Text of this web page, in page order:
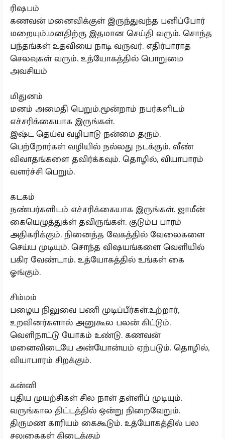
ரிஷபம்
கணவன் மனைவிக்குள் இருந்துவந்த பனிப்போர்
மறையும்.மனதிற்கு இதமான செய்தி வரும். சொந்த
பந்தங்கள் உதவியை நாடி வருவர். எதிர்பாராத
செலவுகள் வரும். உத்யோகத்தில் பொறுமை
அவசியம்
மிதுனம்
மனம் அமைதி பெறும்.மூன்றாம் நபர்களிடம்
எச்சரிக்கையாக இருங்கள்.
இஷ்ட தெய்வ வழிபாடு நன்மை தரும்.
பெற்றோர்கள் வழியில் நல்லது நடக்கும். வீண்
விவாதங்களை தவிர்க்கவும். தொழில், வியாபாரம்
வளர்ச்சி பெறும்.
கடகம்
நண்பர்களிடம் எச்சரிக்கையாக இருங்கள். ஜாமீன்
கையெழுத்துக்ள் தவிருங்கள். குடும்ப பாரம்
அதிகரிக்கும். நினைத்த வேகத்தில் வேலைகளை
செய்ய முடியும். சொந்த விஷயங்களை வெளியில்
பகிர வேண்டாம். உத்யோகத்தில் உங்கள் கை
ஓங்கும்.
சிம்மம்
பழைய நிலுவை பணி முடிப்பீர்கள்.உற்றார்,
உறவினர்களால் அனுகூல பலன் கிட்டும்.
வெளிநாட்டு யோகம் உண்டு. கணவன்
மனைவிடையே அன்யோன்யம் ஏற்படும். தொழில்,
வியாபாரம் சிறக்கும்.
கன்னி
புதிய முயற்சிகள் சில நாள் தள்ளிப் முடியும்.
வருங்கால திட்டத்தில் ஒன்று நிறைவேறும்.
திருமண காரியம் கைகூடும். உத்யோகத்தில் பல
சலுகைகள் கிடைக்கும்